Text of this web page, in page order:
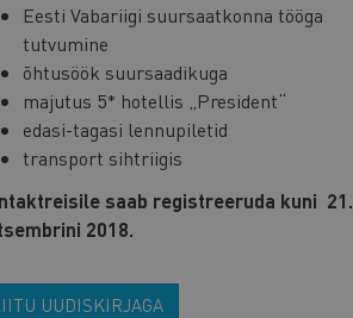
Eesti Vabariigi suursaatkonna tööga
tutvumine
õhtusöök suursaadikuga
majutus 5* hotellis „President“
edasi-tagasi lennupiletid
transport sihtriigis
saab registreeruda kuni 21.
2018.
UUDISKIRJAGA